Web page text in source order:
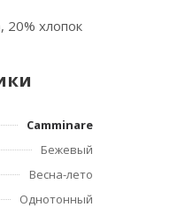
20% хлопок
Camminare
Бежевый
Весна-лето
Однотонный